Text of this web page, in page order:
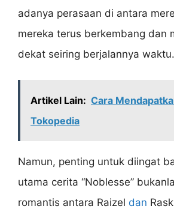
adanya perasaan di antara
mereka terus berkembang dan
dekat seiring berjalannya waktu.
Artikel Lain: Cara
Tokopedia
Namun, penting untuk diingat
utama cerita “Noblesse”
romantis antara Raizel dan